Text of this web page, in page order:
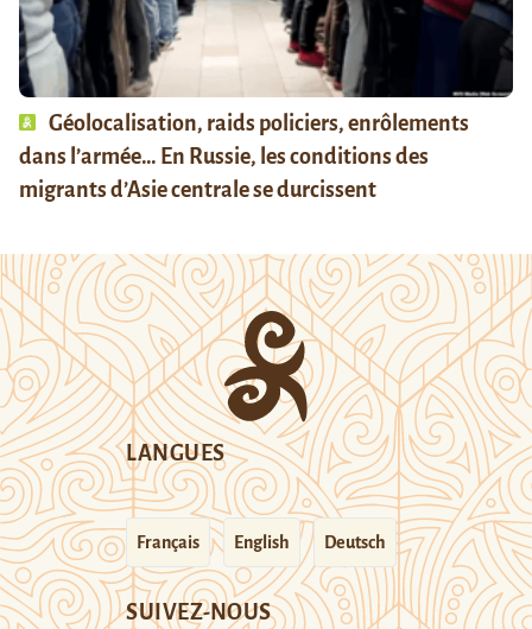
Géolocalisation, raids policiers, enrôlements
dans l’armée… En Russie, les conditions des
migrants d’Asie centrale se durcissent
LANGUES
Français English Deutsch
SUIVEZ-NOUS